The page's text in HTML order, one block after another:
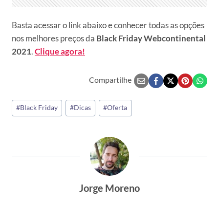
Basta acessar o link abaixo e conhecer todas as opções
nos melhores preços da Black Friday Webcontinental
2021.Clique agora!
Compartilhe
Tags
do
#Black Friday #Dicas #Oferta
Jorge Moreno